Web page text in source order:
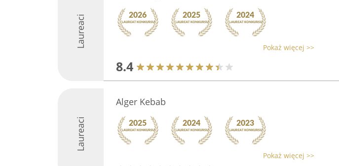
Laureaci Pokaż więcej >>
8.4
Laureaci
Alger Kebab
Pokaż więcej >>